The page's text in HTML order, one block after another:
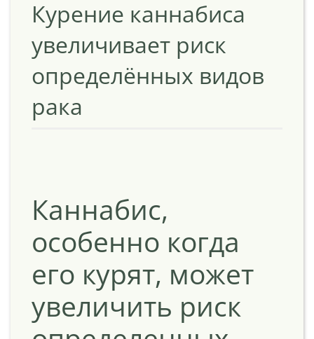
Курение каннабиса
увеличивает риск
определённых видов
рака
Каннабис,
особенно когда
его курят, может
увеличить риск